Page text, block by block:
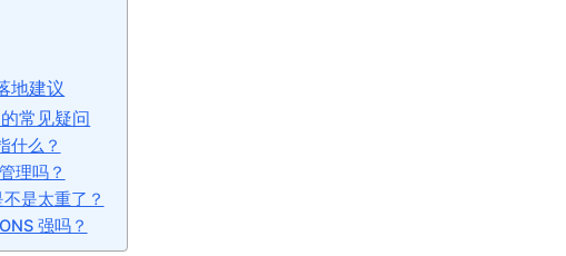
地建议
常见疑问
什么？
理吗？
是太重了？
强吗？